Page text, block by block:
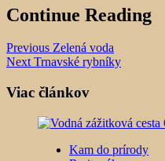
Continue Reading
Previous Zelená voda
NextTrnavské rybníky
Viac článkov
Kam do prírody